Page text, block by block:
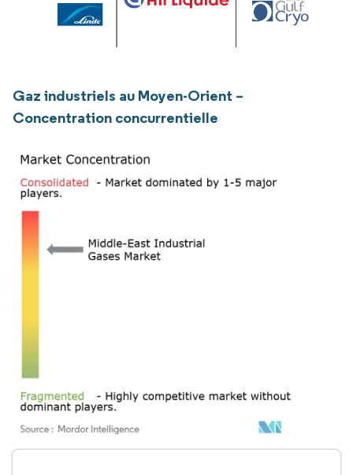
Gaz industriels au Moyen-Orient –
Concentration concurrentielle